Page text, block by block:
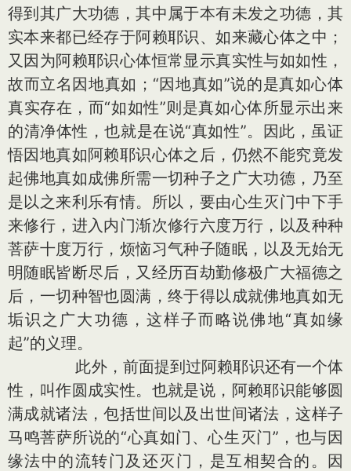
得到其广大功德，其中属于本有未发之功德，其
实本来都已经存于阿赖耶识、如来藏心体之中；
又因为阿赖耶识心体恒常显示真实性与如如性，
故而立名因地真如；“因地真如”说的是真如心体
真实存在，而“如如性”则是真如心体所显示出来
的清净体性，也就是在说“真如性”。因此，虽证
悟因地真如阿赖耶识心体之后，仍然不能究竟发
起佛地真如成佛所需一切种子之广大功德，乃至
是以之来利乐有情。所以，要由心生灭门中下手
来修行，进入内门渐次修行六度万行，以及种种
菩萨十度万行，烦恼习气种子随眠，以及无始无
明随眠皆断尽后，又经历百劫勤修极广大福德之
后，一切种智也圆满，终于得以成就佛地真如无
垢识之广大功德，这样子而略说佛地“真如缘
起”的义理。
此外，前面提到过阿赖耶识还有一个体
性，叫作圆成实性。也就是说，阿赖耶识能够圆
满成就诸法，包括世间以及出世间诸法，这样子
马鸣菩萨所说的“心真如门、心生灭门”，也与因
缘法中的流转门及还灭门，是互相契合的。因